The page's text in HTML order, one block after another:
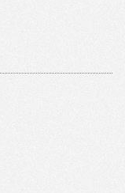
затем 97%, с
ошибок) –
графика
работ.